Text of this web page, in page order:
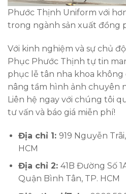
Phước Thịnh Uniform với
trong ngành sản xuất đồng
Với kinh nghiệm và sự chủ
Phục Phước Thịnh tự tin
phục lễ tân nha khoa
nâng tầm hình ảnh chuyên
Liên hệ ngay với chúng tôi
tư vấn và báo giá miễn phí!
Địa chỉ 1: 919 Nguyễn
HCM
Địa chỉ 2: 41B Đường Số
Quận Bình Tân, TP. HCM